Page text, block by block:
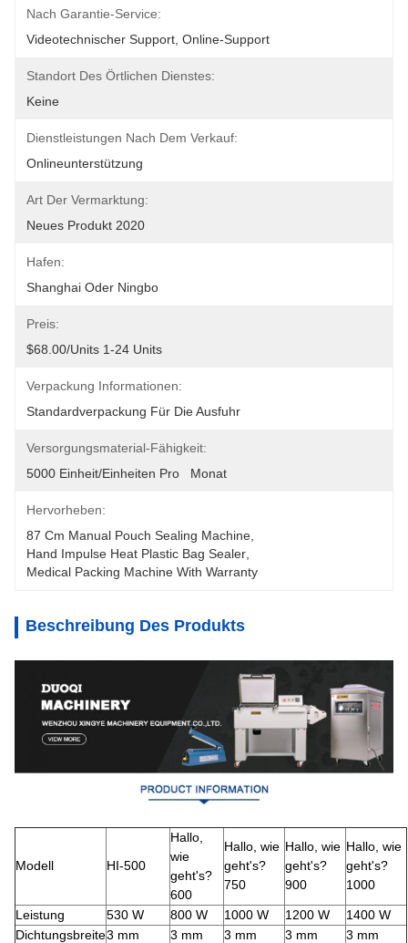
Nach Garantie-Service:
Videotechnischer Support, Online-Support
Standort Des Örtlichen Dienstes:
Keine
Dienstleistungen Nach Dem Verkauf:
Onlineunterstützung
Art Der Vermarktung:
Neues Produkt 2020
Hafen:
Shanghai Oder Ningbo
Preis:
$68.00/units 1-24 Units
Verpackung Informationen:
Standardverpackung Für Die Ausfuhr
Versorgungsmaterial-Fähigkeit:
5000 Einheit/Einheiten Pro   Monat
Hervorheben:
87 Cm Manual Pouch Sealing Machine
Hand Impulse Heat Plastic Bag Sealer
Medical Packing Machine With Warranty
Beschreibung Des Produkts
Modell HI-500
Hallo,
wie
geht's?
600
Hallo, wie
geht's?
750
Hallo, wie
geht's?
900
Hallo, wie
geht's?
1000
Leistung 530 W 800 W 1000 W 1200 W
1400 W
Dichtungsbreite3 mm 3 mm 3 mm 3 mm
3 mm